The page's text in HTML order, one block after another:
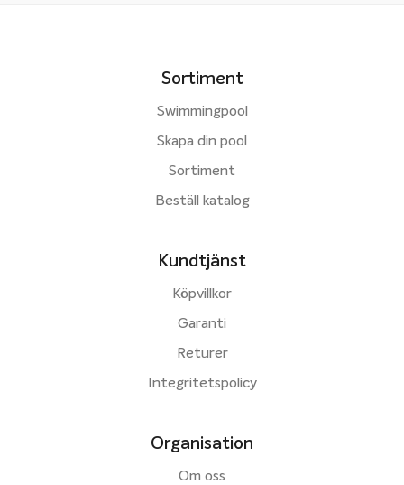
Sortiment
Swimmingpool
Skapa din pool
Sortiment
Beställ katalog
Kundtjänst
Köpvillkor
Garanti
Returer
Integritetspolicy
Organisation
Om oss